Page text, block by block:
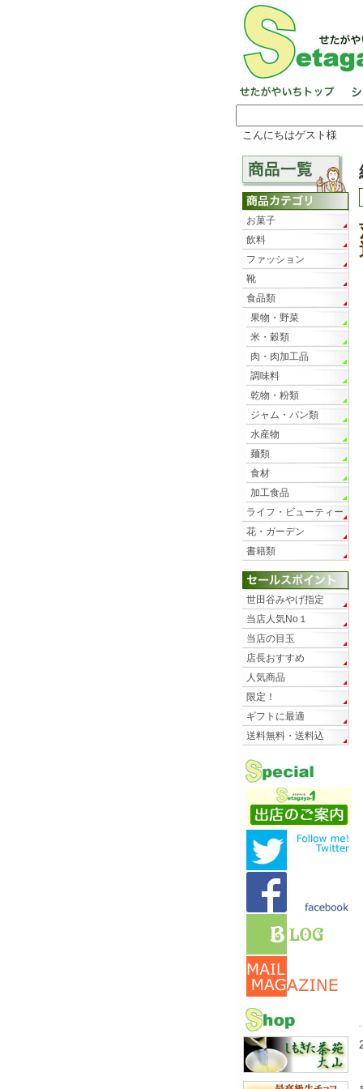
こんにちはゲスト様
お菓子
飲料
ファッション
靴
食品類
果物・野菜
米・穀類
肉・肉加工品
調味料
乾物・粉類
ジャム・パン類
水産物
麺類
食材
加工食品
ライフ・ビューティー
花・ガーデン
書籍類
世田谷みやげ指定
当店人気No１
当店の目玉
店長おすすめ
人気商品
限定！
ギフトに最適
送料無料・送料込